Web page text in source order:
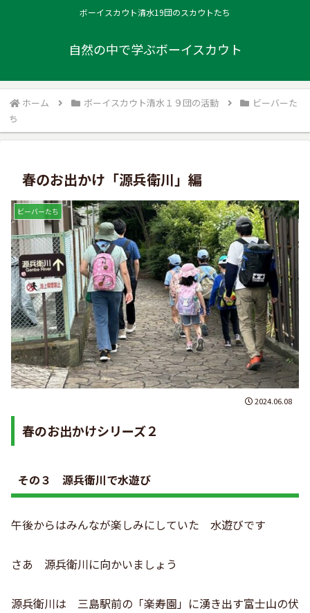
ボーイスカウト清水19団のスカウトたち
自然の中で学ぶボーイスカウト
ホーム ボーイスカウト清水１９団の活動
ビーバーた
ち
春のお出かけ「源兵衛川」編
ビーバーたち
2024.06.08
春のお出かけシリーズ２
その３ 源兵衛川で水遊び
午後からはみんなが楽しみにしていた 水遊びです
さあ 源兵衛川に向かいましょう
源兵衛川は 三島駅前の「楽寿園」に湧き出す富士山の伏